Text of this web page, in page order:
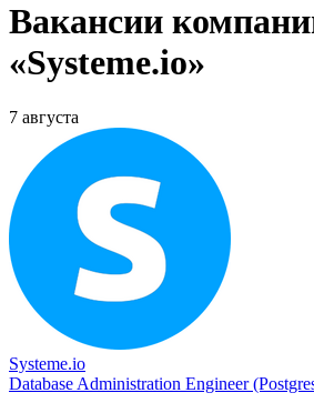
Вакансии
«Systeme.io»
7 августа
Systeme.io
Database Administration Engineer